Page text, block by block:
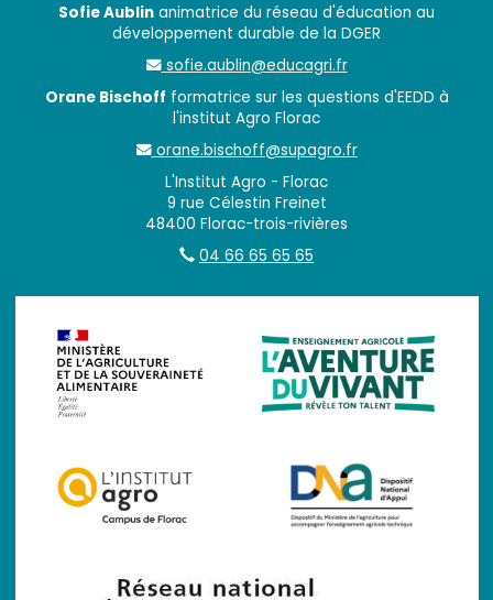
Sofie Aublin animatrice du réseau d'éducation au
développement durable de la DGER
sofie.aublin@educagri.fr
Orane Bischoff formatrice sur les questions d'EEDD à
l'institut Agro Florac
orane.bischoff@supagro.fr
L'Institut Agro - Florac
9 rue Célestin Freinet
48400 Florac-trois-rivières
04 66 65 65 65